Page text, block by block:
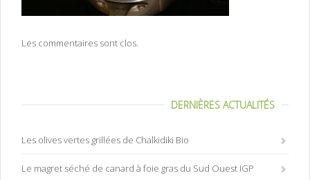
Les commentaires sont clos.
DERNIÈRES ACTUALITÉS
Les olives vertes grillées de Chalkidiki Bio
Le magret séché de canard à foie gras du Sud Ouest IGP